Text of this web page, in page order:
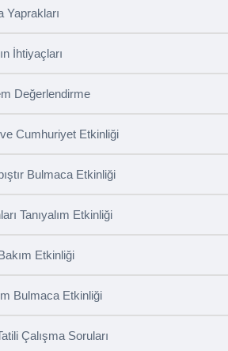
Yaprakları
İhtiyaçları
Değerlendirme
Cumhuriyet Etkinliği
Bulmaca Etkinliği
Tanıyalım Etkinliği
Etkinliği
Bulmaca Etkinliği
Çalışma Soruları